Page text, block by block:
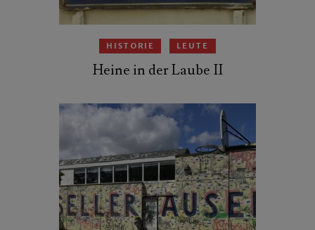
HISTORIE LEUTE
Heine in der Laube II